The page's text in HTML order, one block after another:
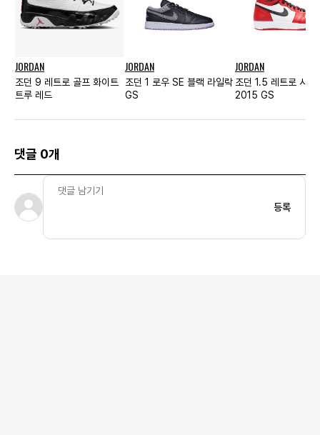
JORDAN
조던 9 레트로 골프 화이트
트루 레드
JORDAN
조던 1 로우 SE 블랙 라일락
GS
JORDAN
조던 1.5 레트로 시카
2015 GS
댓글 0개
등록